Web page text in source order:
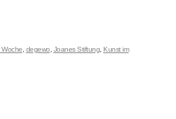
Woche degewo Joanes Stiftung Kunst im